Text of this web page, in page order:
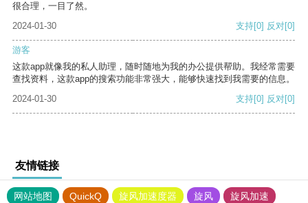
很合理，一目了然。
2024-01-30
支持[0] 反对[0]
游客
这款app就像我的私人助理，随时随地为我的办公提供帮助。我经常需要
查找资料，这款app的搜索功能非常强大，能够快速找到我需要的信息。
2024-01-30
支持[0] 反对[0]
友情链接
网站地图 QuickQ 旋风加速度器 旋风
旋风加速